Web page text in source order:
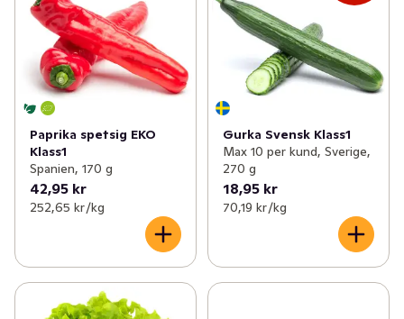
Paprika spetsig EKO
Klass1
Spanien, 170 g
42,95 kr
252,65 kr /kg
Gurka Svensk Klass1
Max 10 per kund, Sverige,
270 g
18,95 kr
70,19 kr /kg